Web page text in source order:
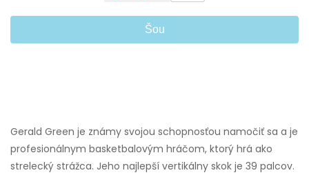
Šou
Gerald Green je známy svojou schopnosťou namočiť sa a je
profesionálnym basketbalovým hráčom, ktorý hrá ako
strelecký strážca. Jeho najlepší vertikálny skok je 39 palcov.